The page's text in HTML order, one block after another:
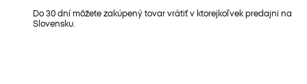
Do 30 dní môžete zakúpený tovar vrátiť v ktorejkoľvek predajni na
Slovensku.